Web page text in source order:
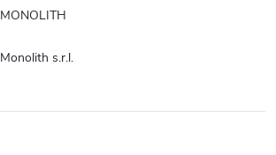
MONOLITH
Monolith s.r.l.